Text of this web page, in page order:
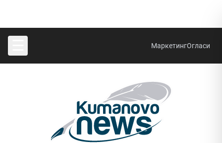
МаркетингОгласи